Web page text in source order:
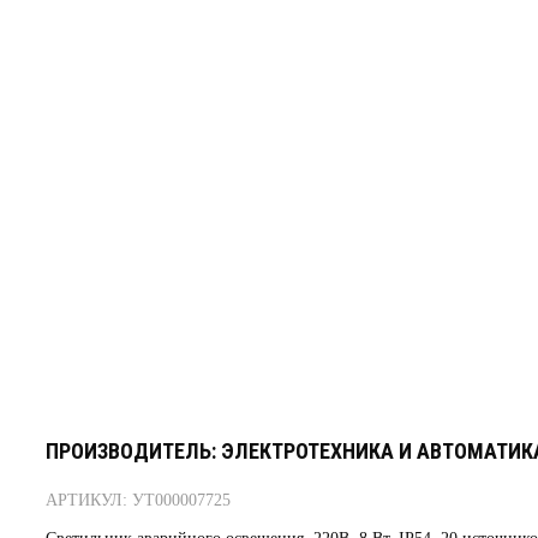
ПРОИЗВОДИТЕЛЬ: ЭЛЕКТРОТЕХНИКА И
АРТИКУЛ: УТ000007725